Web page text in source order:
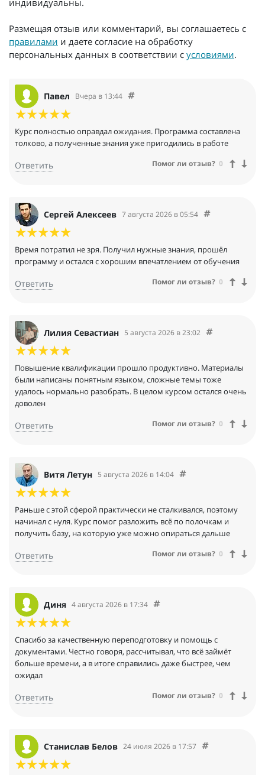
Размещая отзыв или комментарий, вы соглашаетесь с
правилами и даете согласие на обработку
персональных данных в соответствии с условиями.
Павел Вчера в 13:44
Курс полностью оправдал ожидания. Программа составлена
толково, а полученные знания уже пригодились в работе
Ответить Помог ли отзыв? 0
Сергей Алексеев 7 августа 2026 в 05:54
Время потратил не зря. Получил нужные знания, прошёл
программу и остался с хорошим впечатлением от обучения
Ответить Помог ли отзыв? 0
Лилия Севастиан 5 августа 2026 в 23:02
Повышение квалификации прошло продуктивно. Материалы
были написаны понятным языком, сложные темы тоже
удалось нормально разобрать. В целом курсом остался очень
доволен
Ответить Помог ли отзыв? 0
Витя Летун 5 августа 2026 в 14:04
Раньше с этой сферой практически не сталкивался, поэтому
начинал с нуля. Курс помог разложить всё по полочкам и
получить базу, на которую уже можно опираться дальше
Ответить Помог ли отзыв? 0
Диня 4 августа 2026 в 17:34
Спасибо за качественную переподготовку и помощь с
документами. Честно говоря, рассчитывал, что всё займёт
больше времени, а в итоге справились даже быстрее, чем
ожидал
Ответить Помог ли отзыв? 0
Станислав Белов 24 июля 2026 в 17:57